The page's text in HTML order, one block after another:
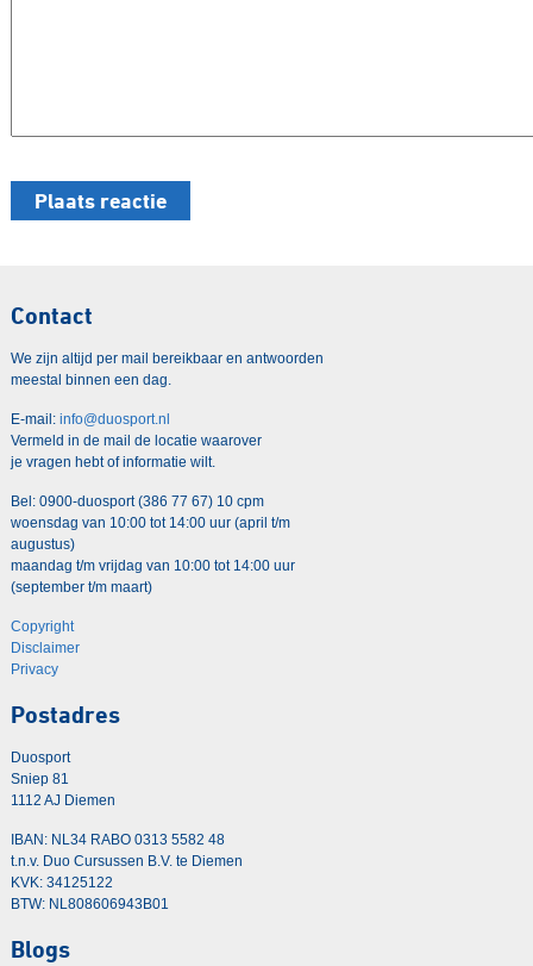
Contact
We zijn altijd per mail bereikbaar en antwoorden
meestal binnen een dag.
E-mail: info@duosport.nl
Vermeld in de mail de locatie waarover
je vragen hebt of informatie wilt.
Bel: 0900-duosport (386 77 67) 10 cpm
woensdag van 10:00 tot 14:00 uur (april t/m
augustus)
maandag t/m vrijdag van 10:00 tot 14:00 uur
(september t/m maart)
Copyright
Disclaimer
Privacy
Postadres
Duosport
Sniep 81
1112 AJ Diemen
IBAN: NL34 RABO 0313 5582 48
t.n.v. Duo Cursussen B.V. te Diemen
KVK: 34125122
BTW: NL808606943B01
Blogs